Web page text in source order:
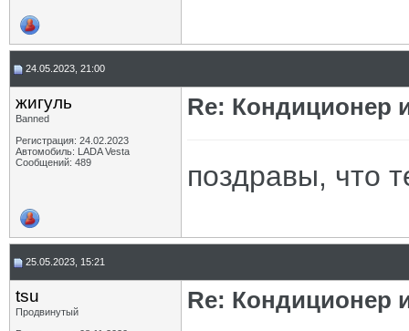
24.05.2023, 21:00
жигуль
Banned
Регистрация: 24.02.2023
Автомобиль: LADA Vesta
Сообщений: 489
Re: Кондиционер
поздравы, что
25.05.2023, 15:21
tsu
Продвинутый
Re: Кондиционер